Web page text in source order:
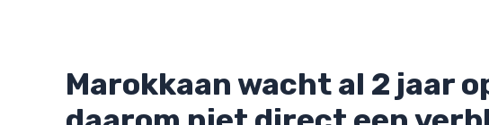
Marokkaan wacht al 2 jaar